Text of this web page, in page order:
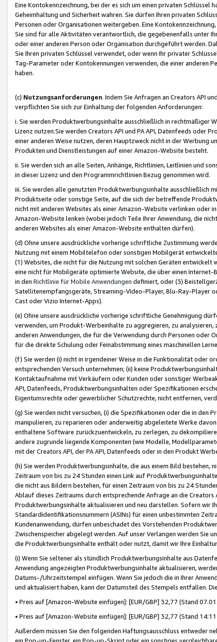
Eine Kontokennzeichnung, bei der es sich um einen privaten
Geheimhaltung und Sicherheit wahren. Sie dürfen Ihren privaten
Personen oder Organisationen weitergeben. Eine
Sie sind für alle Aktivitäten verantwortlich, die gegebenenfalls unter
oder einer anderen Person oder Organisation durchgeführt werden.
Sie Ihren privaten Schlüssel verwendet, oder wenn Ihr privater
Tag-Parameter oder Kontokennungen verwenden, die einer anderen
haben.
(c) Nutzungsanforderungen. Indem Sie Anfragen an Creators API
verpflichten Sie sich zur Einhaltung der folgenden Anforderungen:
i. Sie werden Produktwerbungsinhalte ausschließlich in rechtmäßiger
Lizenz nutzen.Sie werden Creators API und PA API, Datenfeeds oder
einer anderen Weise nutzen, deren Hauptzweck nicht in der Werbung
Produkten und Dienstleistungen auf einer Amazon-Website besteht.
ii. Sie werden sich an alle Seiten, Anhänge, Richtlinien, Leitlinien und
in dieser Lizenz und den Programmrichtlinien Bezug genommen wird.
iii. Sie werden alle genutzten Produktwerbungsinhalte ausschließlich
Produktseite oder sonstige Seite, auf die sich der betreffende
nicht mit anderen Websites als einer Amazon-Website verlinken oder
Amazon-Website lenken (wobei jedoch Teile Ihrer Anwendung, die
anderen Websites als einer Amazon-Website enthalten dürfen).
(d) Ohne unsere ausdrückliche vorherige schriftliche Zustimmung
Nutzung mit einem Mobiltelefon oder sonstigen Mobilgerät
(1) Websites, die nicht für die Nutzung mit solchen Geräten
eine nicht für Mobilgeräte optimierte Website, die über einen
in den Richtlinie für Mobile Anwendungen definiert, oder (3)
Satellitenempfangsgeräte, Streaming-Video-Player, Blu-Ray-Player
Cast oder Vizio Internet-Apps).
(e) Ohne unsere ausdrückliche vorherige schriftliche Genehmigung
verwenden, um Produkt-Werbeinhalte zu aggregieren, zu
anderen Anwendungen, die für die Verwendung durch Personen
für die direkte Schulung oder Feinabstimmung eines maschinellen
(f) Sie werden (i) nicht in irgendeiner Weise in die Funktionalität oder
entsprechenden Versuch unternehmen; (ii) keine
Kontaktaufnahme mit Verkäufern oder Kunden oder sonstiger
API, Datenfeeds, Produktwerbungsinhalten oder Spezifikationen
Eigentumsrechte oder gewerblicher Schutzrechte, nicht entfernen,
(g) Sie werden nicht versuchen, (i) die Spezifikationen oder die in
manipulieren, zu reparieren oder anderweitig abgeleitete Werke
enthaltene Software zurückzuentwickeln, zu zerlegen, zu
andere zugrunde liegende Komponenten (wie Modelle,
mit der Creators API, der PA API, Datenfeeds oder in den Produkt
(h) Sie werden Produktwerbungsinhalte, die aus einem Bild bestehen,
Zeitraum von bis zu 24 Stunden einen Link auf
die nicht aus Bildern bestehen, für einen Zeitraum von bis zu 24
Ablauf dieses Zeitraums durch entsprechende Anfrage an die
Produktwerbungsinhalte aktualisieren und neu darstellen. Sofern wir
Standardidentifikationsnummern (ASINs) für einen unbestimmten
Kundenanwendung, dürfen unbeschadet des Vorstehenden
Zwischenspeicher abgelegt werden. Auf unser Verlangen werden Sie
die Produktwerbungsinhalte enthält oder nutzt, damit wir Ihre
(i) Wenn Sie seltener als stündlich Produktwerbungsinhalte aus
Anwendung angezeigten Produktwerbungsinhalte aktualisieren,
Datums-/Uhrzeitstempel einfügen. Wenn Sie jedoch die in Ihrer
und aktualisiert haben, kann der Datumsteil des Stempels entfallen.
• Preis auf [Amazon-Website einfügen]: [EUR/GBP] 32,77 (Stand
• Preis auf [Amazon-Website einfügen]: [EUR/GBP] 32,77 (Stand
Außerdem müssen Sie den folgenden Haftungsausschluss entweder
ein Pop-up-Fenster, ein Pop-up-Skript oder ein sonstiges